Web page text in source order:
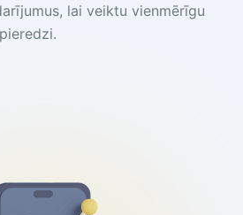
lai veiktu vienmērīgu